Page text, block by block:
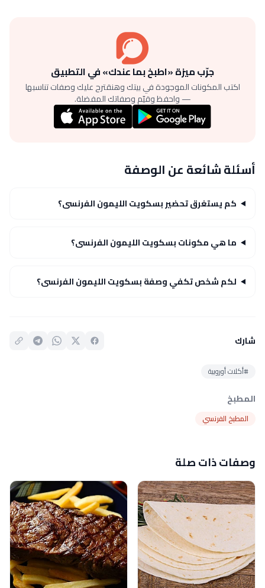
جرّب ميزة «اطبخ بما عندك» في التطبيق
اكتب المكونات الموجودة في بيتك وهنقترح عليك وصفات تناسبها
— واحفظ وقيّم وصفاتك المفضلة.
أسئلة شائعة عن الوصفة
كم يستغرق تحضير بسكويت الليمون الفرنسى؟
ما هي مكونات بسكويت الليمون الفرنسى؟
لكم شخص تكفي وصفة بسكويت الليمون الفرنسى؟
شارك
#أكلات أوروبية
المطبخ
المطبخ الفرنسي
وصفات ذات صلة